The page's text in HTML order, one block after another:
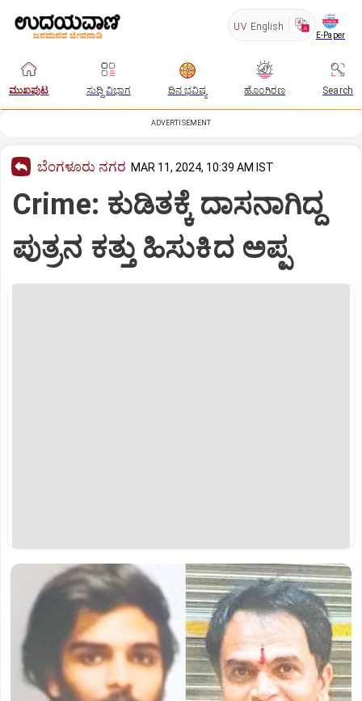
UV English
E-Paper
ಮುಖಪುಟ ಸುದ್ದಿ ವಿಭಾಗ ದಿನ ಭವಿಷ್ಯ ಹೊಂಗಿರಣ Search
ADVERTISEMENT
ಬೆಂಗಳೂರು ನಗರ MAR 11, 2024, 10:39 AM IST
Crime: ಕುಡಿತಕ್ಕೆ ದಾಸನಾಗಿದ್ದ
ಪುತ್ರನ ಕತ್ತು ಹಿಸುಕಿದ ಅಪ್ಪ